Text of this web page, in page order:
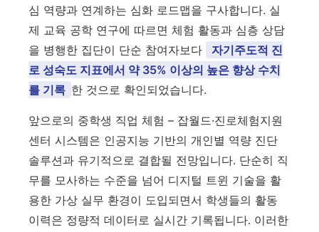
심 역량과 연계하는 심화 로드맵을 구사합니다. 실
제 교육 공학 연구에 따르면 체험 활동과 심층 상담
을 병행한 집단이 단순 참여자보다
자기주도적 진
로 성숙도 지표에서 약 35% 이상의 높은 향상 수치
를 기록 한 것으로 확인되었습니다.
앞으로의 중학생 직업 체험 – 잡월드·진로체험지원
센터 시스템은 인공지능 기반의 개인별 역량 진단
솔루션과 유기적으로 결합될 전망입니다. 단순히 직
무를 모사하는 수준을 넘어 디지털 트윈 기술을 활
용한 가상 실무 환경이 도입되면서 학생들의 활동
이력은 정량적 데이터로 실시간 기록됩니다. 이러한